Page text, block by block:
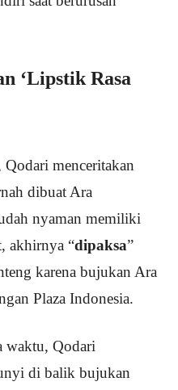
‘Lipstik Rasa
menceritakan
dibuat Ara
nyaman memiliki
akhirnya “dipaksa”
karena bujukan Ara
Plaza Indonesia.
waktu, Qodari
di balik bujukan